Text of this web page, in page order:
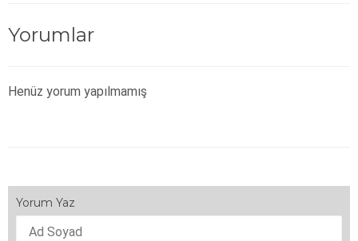
Yorumlar
Henüz yorum yapılmamış
Yorum Yaz